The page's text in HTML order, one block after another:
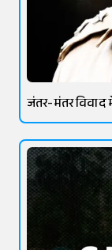
जंतर-मंतर विवाद